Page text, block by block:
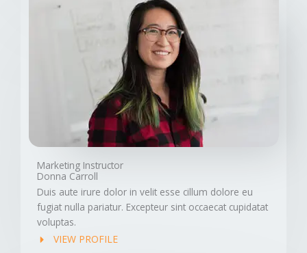
Marketing Instructor
Donna Carroll
Duis aute irure dolor in velit esse cillum dolore eu
fugiat nulla pariatur. Excepteur sint occaecat cupidatat
voluptas.
VIEW PROFILE